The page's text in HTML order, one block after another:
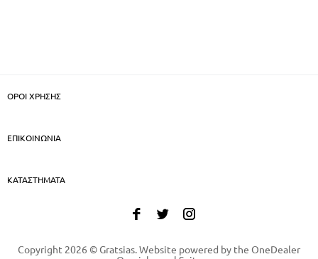
ΟΡΟΙ ΧΡΗΣΗΣ
ΕΠΙΚΟΙΝΩΝΙΑ
ΚΑΤΑΣΤΗΜΑΤΑ
Copyright 2026 © Gratsias. Website powered by the OneDealer